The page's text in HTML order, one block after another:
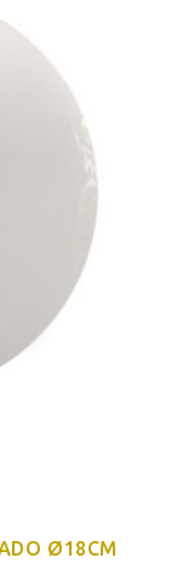
Ø18CM